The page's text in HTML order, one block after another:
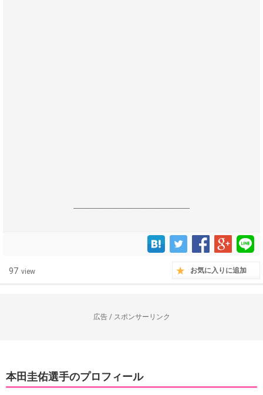
------------------------------------------------------------------
97 view お気に入りに追加
広告 / スポンサーリンク
本田圭佑選手のプロフィール